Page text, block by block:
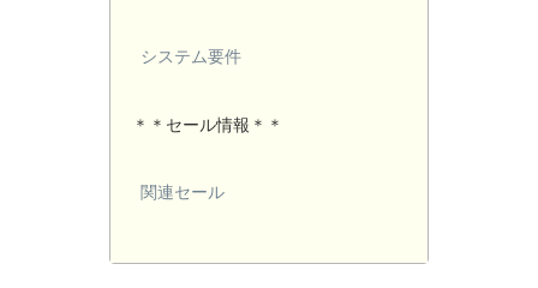
システム要件
＊＊セール情報＊＊
関連セール